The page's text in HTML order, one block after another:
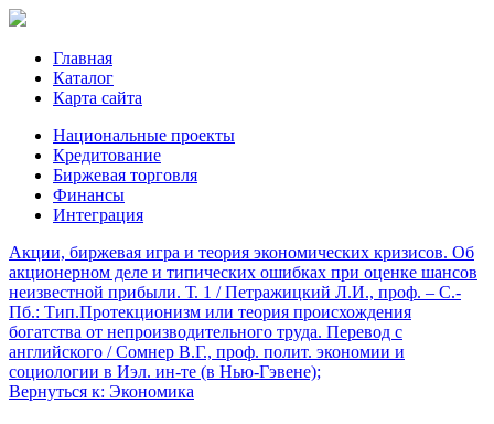
Главная
Каталог
Карта сайта
Национальные проекты
Кредитование
Биржевая торговля
Финансы
Интеграция
Акции, биржевая игра и теория экономических кризисов. Об
акционерном деле и типических ошибках при оценке шансов
неизвестной прибыли. Т. 1 / Петражицкий Л.И., проф. – С.-
Пб.: Тип.Протекционизм или теория происхождения
богатства от непроизводительного труда. Перевод с
английского / Сомнер В.Г., проф. полит. экономии и
социологии в Иэл. ин-те (в Нью-Гэвене);
Вернуться к: Экономика